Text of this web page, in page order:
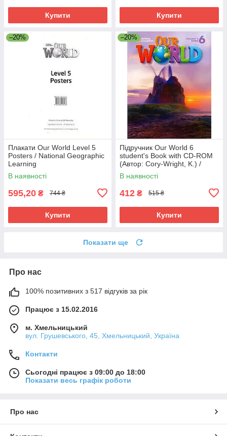
Купити Купити
–20%
Плакати Our World Level 5
Posters / National Geographic
Learning
В наявності
595,20 ₴ 744 ₴
Купити
–20%
Підручник Our World 6
student's Book with CD-ROM
(Автор: Cory-Wright, K.) /
National Geographic Learning
В наявності
412 ₴ 515 ₴
Купити
Показати ще
Про нас
100% позитивних з 517 відгуків за рік
Працює з 15.02.2016
м. Хмельницький
вул. Грушевського, 45, Хмельницький, Україна
Контакти
Сьогодні працює з 09:00 до 18:00
Показати весь графік роботи
Про нас